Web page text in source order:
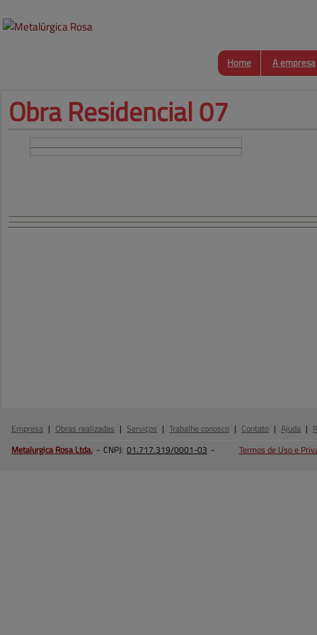
Home A empresa
Obra Residencial 07
Empresa | Obras realizadas | Serviços | Trabalhe conosco | Contato | Ajuda |
Metalurgica Rosa Ltda. - CNPJ: 01.717.319/0001-03 - Termos de Uso e